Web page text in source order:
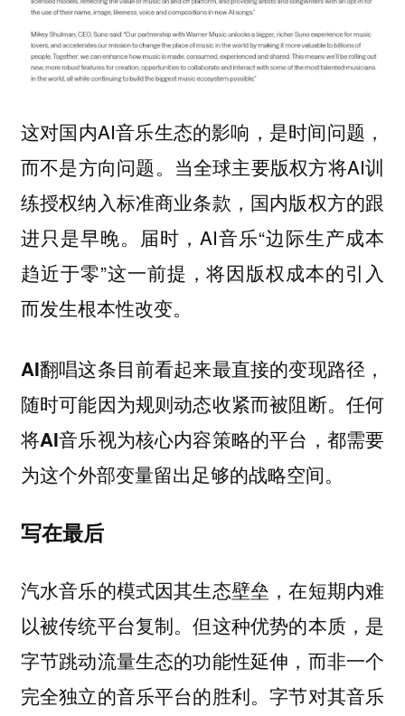
这对国内AI音乐生态的影响，是时间问题，
而不是方向问题。当全球主要版权方将AI训
练授权纳入标准商业条款，国内版权方的跟
进只是早晚。届时，AI音乐“边际生产成本
趋近于零”这一前提，将因版权成本的引入
而发生根本性改变。
AI翻唱这条目前看起来最直接的变现路径，
随时可能因为规则动态收紧而被阻断。任何
将AI音乐视为核心内容策略的平台，都需要
为这个外部变量留出足够的战略空间。
写在最后
汽水音乐的模式因其生态壁垒，在短期内难
以被传统平台复制。但这种优势的本质，是
字节跳动流量生态的功能性延伸，而非一个
完全独立的音乐平台的胜利。字节对其音乐